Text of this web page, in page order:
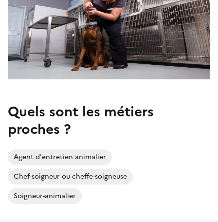
Quels sont les métiers
proches ?
Agent d'entretien animalier
Chef-soigneur ou cheffe-soigneuse
Soigneur-animalier